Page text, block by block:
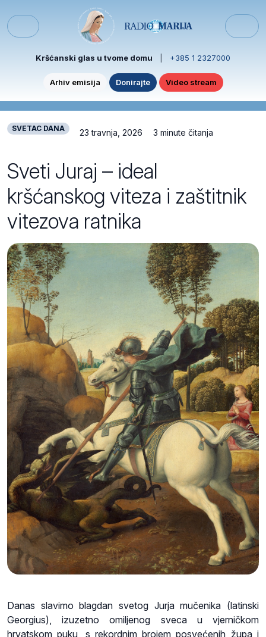
Menu
Kršćanski glas u tvome domu +385 1 2327000
Arhiv emisija Donirajte Video stream
SVETAC DANA 23 travnja, 2026 3 minute čitanja
Sveti Juraj – ideal
kršćanskog viteza i zaštitnik
vitezova ratnika
Danas slavimo blagdan svetog Jurja mučenika (latinski
Georgius), izuzetno omiljenog sveca u vjerničkom
hrvatskom puku, s rekordnim brojem posvećenih župa i